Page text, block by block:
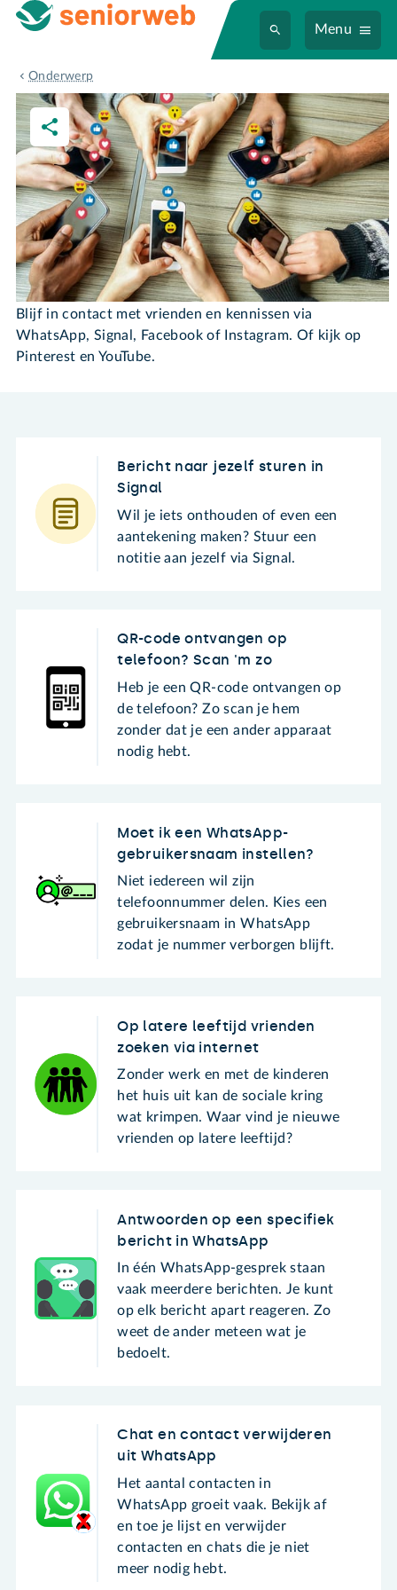
Menu
Onderwerp
Sociale media
Sociale media
Blijf in contact met vrienden en kennissen via
WhatsApp, Signal, Facebook of Instagram. Of kijk op
Pinterest en YouTube.
Bericht naar jezelf sturen in
Signal
Wil je iets onthouden of even een
aantekening maken? Stuur een
notitie aan jezelf via Signal.
QR-code ontvangen op
telefoon? Scan 'm zo
Heb je een QR-code ontvangen op
de telefoon? Zo scan je hem
zonder dat je een ander apparaat
nodig hebt.
Moet ik een WhatsApp-
gebruikersnaam instellen?
Niet iedereen wil zijn
telefoonnummer delen. Kies een
gebruikersnaam in WhatsApp
zodat je nummer verborgen blijft.
Op latere leeftijd vrienden
zoeken via internet
Zonder werk en met de kinderen
het huis uit kan de sociale kring
wat krimpen. Waar vind je nieuwe
vrienden op latere leeftijd?
Antwoorden op een specifiek
bericht in WhatsApp
In één WhatsApp-gesprek staan
vaak meerdere berichten. Je kunt
op elk bericht apart reageren. Zo
weet de ander meteen wat je
bedoelt.
Chat en contact verwijderen
uit WhatsApp
Het aantal contacten in
WhatsApp groeit vaak. Bekijk af
en toe je lijst en verwijder
contacten en chats die je niet
meer nodig hebt.